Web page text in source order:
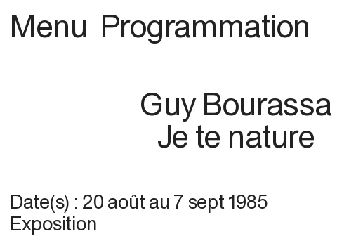
Menu Programmation
Guy Bourassa
Je te nature
Date(s) : 20 août au 7 sept 1985
Exposition